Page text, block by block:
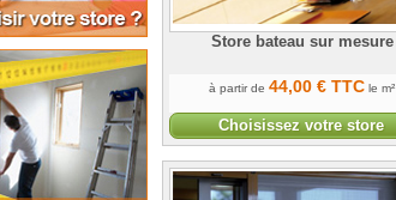
Store bateau sur mesure
à partir de 44,00 € TTC le m²
Choisissez votre store